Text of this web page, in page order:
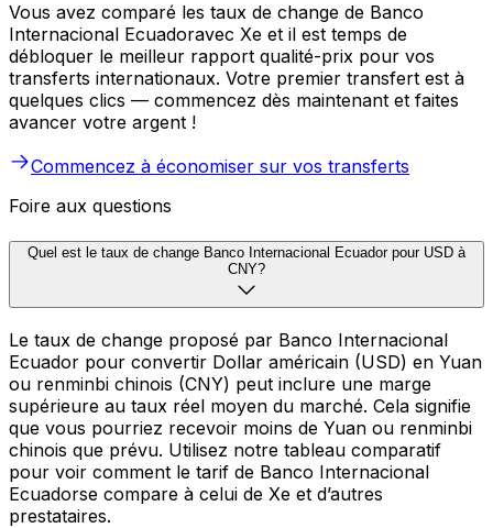
Vous avez comparé les taux de change de Banco
Internacional Ecuadoravec Xe et il est temps de
débloquer le meilleur rapport qualité-prix pour vos
transferts internationaux. Votre premier transfert est à
quelques clics — commencez dès maintenant et faites
avancer votre argent !
Commencez à économiser sur vos transferts
Foire aux questions
Quel est le taux de change Banco Internacional Ecuador pour USD à
CNY?
Le taux de change proposé par Banco Internacional
Ecuador pour convertir Dollar américain (USD) en Yuan
ou renminbi chinois (CNY) peut inclure une marge
supérieure au taux réel moyen du marché. Cela signifie
que vous pourriez recevoir moins de Yuan ou renminbi
chinois que prévu. Utilisez notre tableau comparatif
pour voir comment le tarif de Banco Internacional
Ecuadorse compare à celui de Xe et d’autres
prestataires.